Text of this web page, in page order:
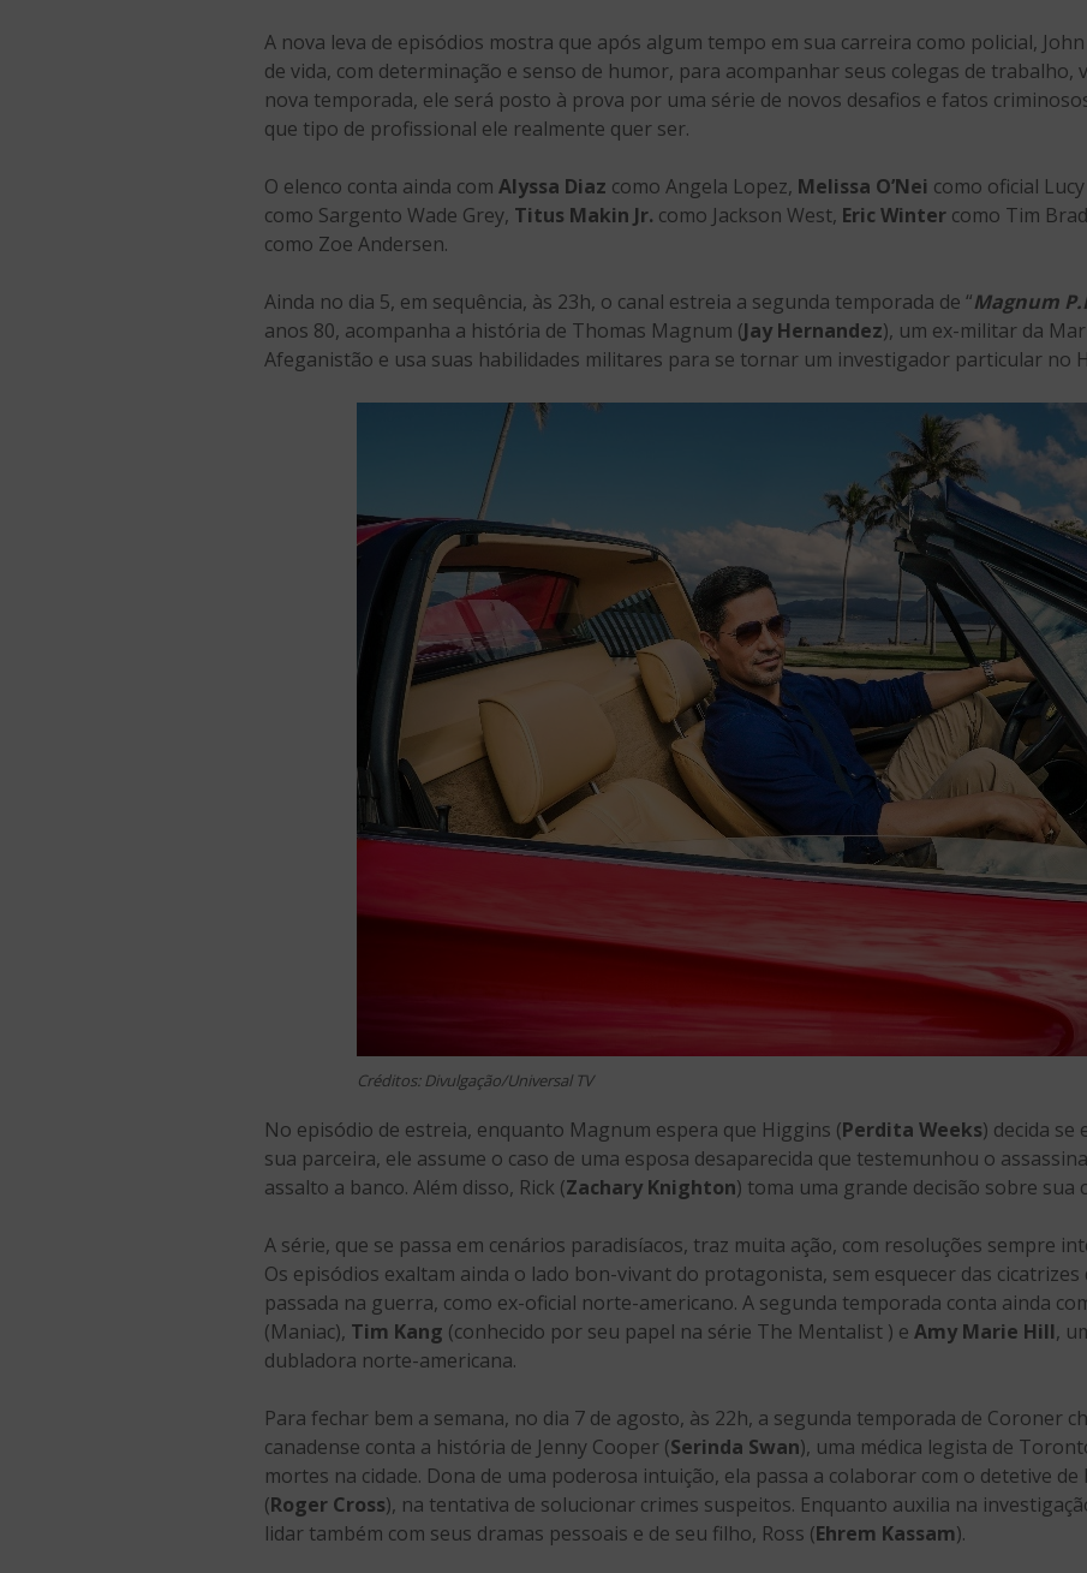
A nova leva de episódios mostra que após algum tempo em sua carreira como policial,
de vida, com determinação e senso de humor, para acompanhar seus colegas de trabalho,
nova temporada, ele será posto à prova por uma série de novos desafios e fatos
que tipo de profissional ele realmente quer ser.
O elenco conta ainda com Alyssa Diaz como Angela Lopez, Melissa O’Nei como oficial
como Sargento Wade Grey, Titus Makin Jr. como Jackson West, Eric Winter como Tim
como Zoe Andersen.
Ainda no dia 5, em sequência, às 23h, o canal estreia a segunda temporada de “Magnum
anos 80, acompanha a história de Thomas Magnum (Jay Hernandez), um ex-militar da
Afeganistão e usa suas habilidades militares para se tornar um investigador particular no
Créditos: Divulgação/Universal TV
No episódio de estreia, enquanto Magnum espera que Higgins (Perdita Weeks) decida
sua parceira, ele assume o caso de uma esposa desaparecida que testemunhou o
assalto a banco. Além disso, Rick (Zachary Knighton) toma uma grande decisão sobre sua
A série, que se passa em cenários paradisíacos, traz muita ação, com resoluções sempre
Os episódios exaltam ainda o lado bon-vivant do protagonista, sem esquecer das
passada na guerra, como ex-oficial norte-americano. A segunda temporada conta ainda
(Maniac), Tim Kang (conhecido por seu papel na série The Mentalist ) e Amy Marie Hill,
dubladora norte-americana.
Para fechar bem a semana, no dia 7 de agosto, às 22h, a segunda temporada de Coroner
canadense conta a história de Jenny Cooper (Serinda Swan), uma médica legista de
mortes na cidade. Dona de uma poderosa intuição, ela passa a colaborar com o detetive
(Roger Cross), na tentativa de solucionar crimes suspeitos. Enquanto auxilia na
lidar também com seus dramas pessoais e de seu filho, Ross (Ehrem Kassam).